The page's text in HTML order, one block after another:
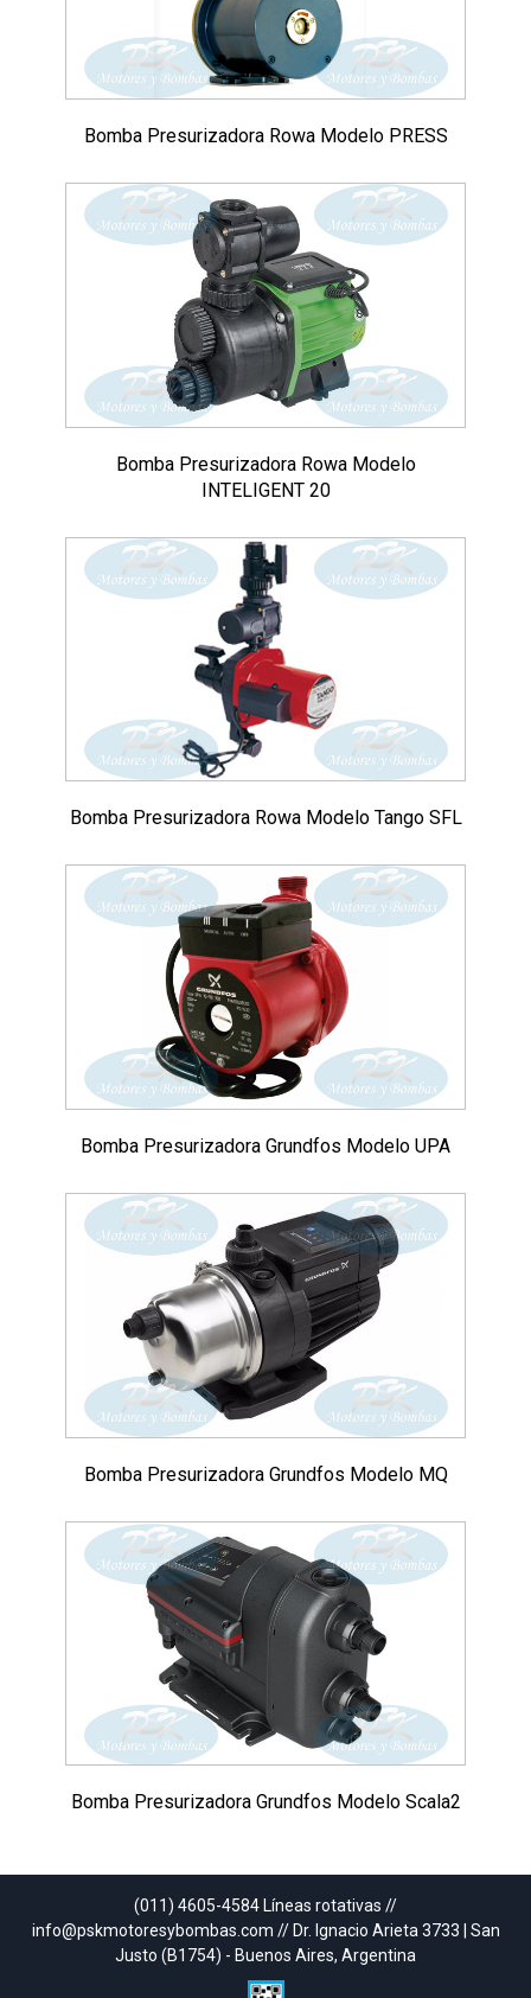
Bomba Presurizadora Rowa Modelo PRESS
Bomba Presurizadora Rowa Modelo
INTELIGENT 20
Bomba Presurizadora Rowa Modelo Tango SFL
Bomba Presurizadora Grundfos Modelo UPA
Bomba Presurizadora Grundfos Modelo MQ
Bomba Presurizadora Grundfos Modelo Scala2
(011) 4605-4584 Líneas rotativas //
info@pskmotoresybombas.com // Dr. Ignacio Arieta 3733 | San
Justo (B1754) - Buenos Aires, Argentina